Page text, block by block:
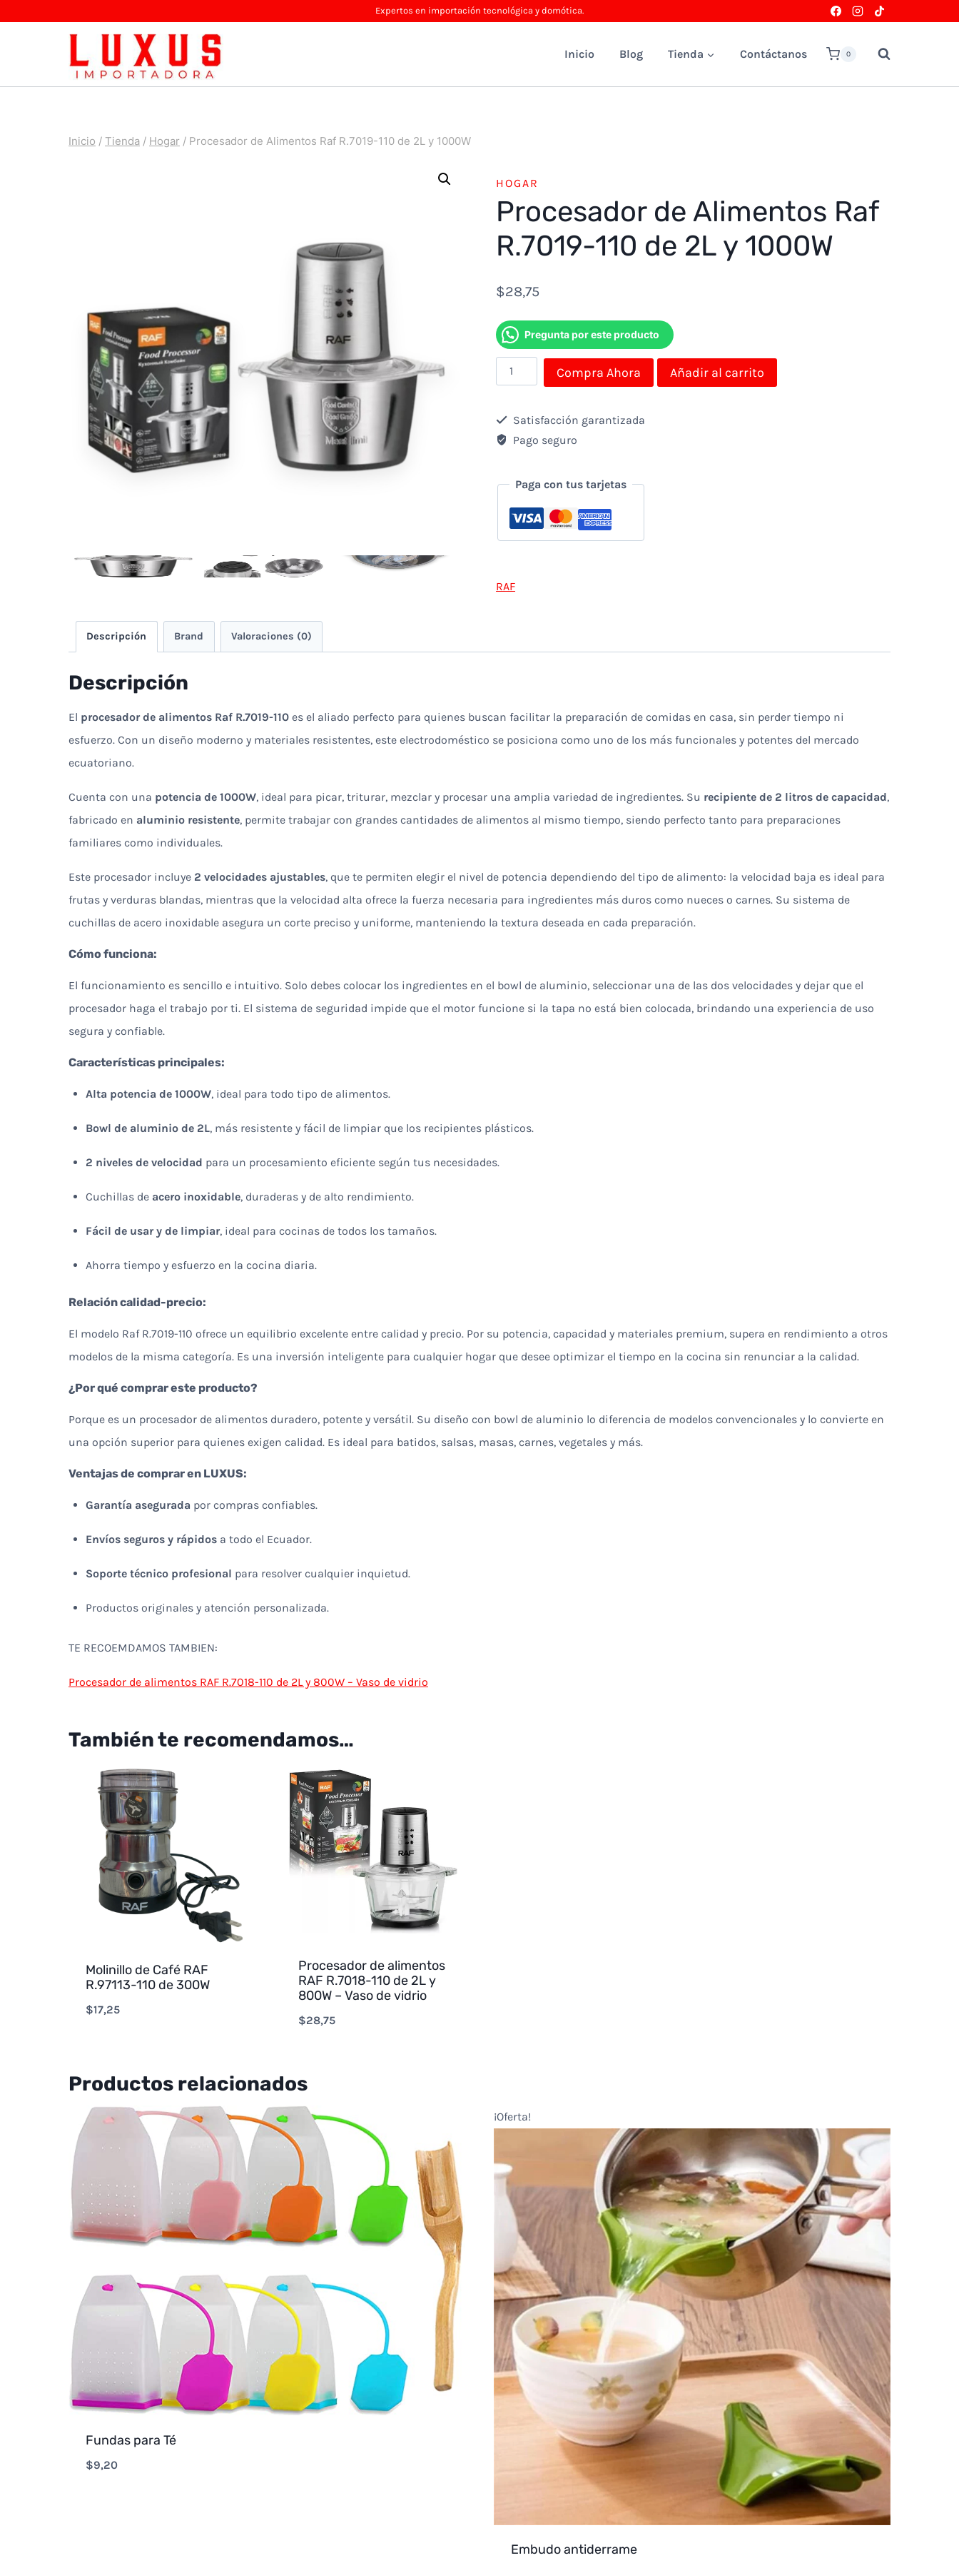
Expertos en importación tecnológica y domótica.
Inicio Blog Tienda Contáctanos 0
Inicio / Tienda / Hogar / Procesador de Alimentos Raf R.7019-110 de 2L y 1000W
HOGAR
Procesador de Alimentos Raf
R.7019-110 de 2L y 1000W
$28,75
Pregunta por este producto
Procesador
de
Alimentos
Raf
110
cantidad
Compra Ahora Añadir al carrito
Satisfacción garantizada
Pago seguro
Paga con tus tarjetas
RAF
Descripción Brand Valoraciones (0)
Descripción
El procesador de alimentos Raf R.7019-110 es el aliado perfecto para quienes buscan facilitar la preparación de comidas en casa, sin perder tiempo ni
esfuerzo. Con un diseño moderno y materiales resistentes, este electrodoméstico se posiciona como uno de los más funcionales y potentes del mercado
ecuatoriano.
Cuenta con una potencia de 1000W, ideal para picar, triturar, mezclar y procesar una amplia variedad de ingredientes. Su recipiente de 2 litros de capacidad,
fabricado en aluminio resistente, permite trabajar con grandes cantidades de alimentos al mismo tiempo, siendo perfecto tanto para preparaciones
familiares como individuales.
Este procesador incluye 2 velocidades ajustables, que te permiten elegir el nivel de potencia dependiendo del tipo de alimento: la velocidad baja es ideal para
frutas y verduras blandas, mientras que la velocidad alta ofrece la fuerza necesaria para ingredientes más duros como nueces o carnes. Su sistema de
cuchillas de acero inoxidable asegura un corte preciso y uniforme, manteniendo la textura deseada en cada preparación.
Cómo funciona:
El funcionamiento es sencillo e intuitivo. Solo debes colocar los ingredientes en el bowl de aluminio, seleccionar una de las dos velocidades y dejar que el
procesador haga el trabajo por ti. El sistema de seguridad impide que el motor funcione si la tapa no está bien colocada, brindando una experiencia de uso
segura y confiable.
Características principales:
Alta potencia de 1000W, ideal para todo tipo de alimentos.
Bowl de aluminio de 2L, más resistente y fácil de limpiar que los recipientes plásticos.
2 niveles de velocidad para un procesamiento eficiente según tus necesidades.
Cuchillas de acero inoxidable, duraderas y de alto rendimiento.
Fácil de usar y de limpiar, ideal para cocinas de todos los tamaños.
Ahorra tiempo y esfuerzo en la cocina diaria.
Relación calidad-precio:
El modelo Raf R.7019-110 ofrece un equilibrio excelente entre calidad y precio. Por su potencia, capacidad y materiales premium, supera en rendimiento a otros
modelos de la misma categoría. Es una inversión inteligente para cualquier hogar que desee optimizar el tiempo en la cocina sin renunciar a la calidad.
¿Por qué comprar este producto?
Porque es un procesador de alimentos duradero, potente y versátil. Su diseño con bowl de aluminio lo diferencia de modelos convencionales y lo convierte en
una opción superior para quienes exigen calidad. Es ideal para batidos, salsas, masas, carnes, vegetales y más.
Ventajas de comprar en LUXUS:
Garantía asegurada por compras confiables.
Envíos seguros y rápidos a todo el Ecuador.
Soporte técnico profesional para resolver cualquier inquietud.
Productos originales y atención personalizada.
TE RECOEMDAMOS TAMBIEN:
Procesador de alimentos RAF R.7018-110 de 2L y 800W – Vaso de vidrio
También te recomendamos…
Molinillo de Café RAF
R.97113-110 de 300W
$17,25
Procesador de alimentos
RAF R.7018-110 de 2L y
800W – Vaso de vidrio
$28,75
Productos relacionados
Fundas para Té
$9,20
¡Oferta!
Embudo antiderrame